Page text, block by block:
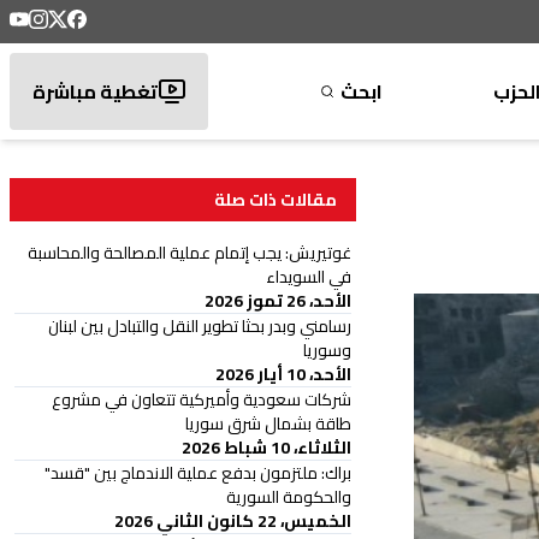
الحزب ابحث تغطية مباشرة
مقالات ذات صلة
غوتيريش: يجب إتمام عملية المصالحة والمحاسبة
في السويداء
الأحد، 26 تموز 2026
رسامني وبدر بحثا تطوير النقل والتبادل بين لبنان
وسوريا
الأحد، 10 أيار 2026
شركات سعودية وأميركية تتعاون في مشروع
طاقة بشمال شرق سوريا
الثلاثاء، 10 شباط 2026
براك: ملتزمون بدفع عملية الاندماج بين "قسد"
والحكومة السورية
الخميس، 22 كانون الثاني 2026